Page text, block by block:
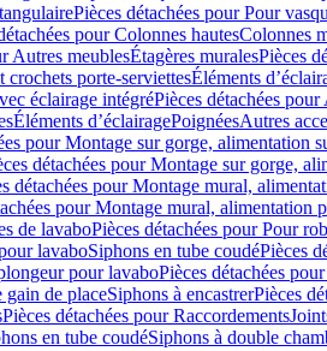
Pièces détachées pour Pour
pour Colonnes hautesColonnes
Autres meublesÉtagères muralesPièces
crochets porte-serviettesÉléments
éclairage intégréPièces détachées
Éléments d’éclairagePoignéesAutres
pour Montage sur gorge, alimentation
détachées pour Montage sur gorge,
détachées pour Montage mural,
pour Montage mural, alimentation
de lavaboPièces détachées pour Pour
lavaboSiphons en tube coudéPièces
pour lavaboPièces détachées
gain de placeSiphons à encastrerPièces
Pièces détachées pour Raccordements
en tube coudéSiphons à double